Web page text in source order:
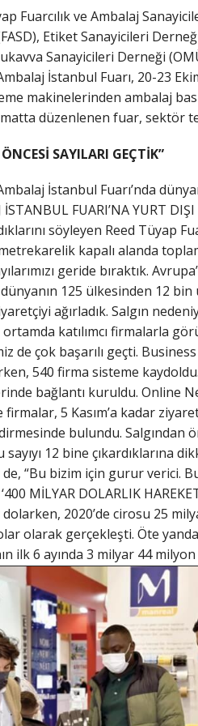
Fuarcılık ve Ambalaj
Etiket Sanayicileri
Sanayicileri Derneği
İstanbul Fuarı, 20-23
makinelerinden ambalaj
düzenlenen fuar, sektör
SAYILARI GEÇTİK”
İstanbul Fuarı’nda
İSTANBUL FUARI’NA YURT
söyleyen Reed Tüyap
kapalı alanda
geride bıraktık.
125 ülkesinden 12
ağırladık. Salgın
katılımcı firmalarla
de çok başarılı geçti.
540 firma sisteme
bağlantı kuruldu. Online
firmalar, 5 Kasım’a kadar
bulundu. Salgından
12 bine çıkardıklarına
de, “Bu bizim için gurur verici.
MİLYAR DOLARLIK
2020’de cirosu 25
olarak gerçekleşti. Öte
ilk 6 ayında 3 milyar 44